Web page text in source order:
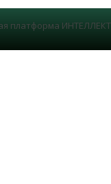
платформа